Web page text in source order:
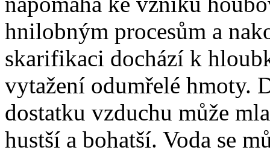
hnilobným procesům a
skarifikaci dochází k
vytažení odumřelé hmoty.
dostatku vzduchu může
hustší a bohatší. Voda se